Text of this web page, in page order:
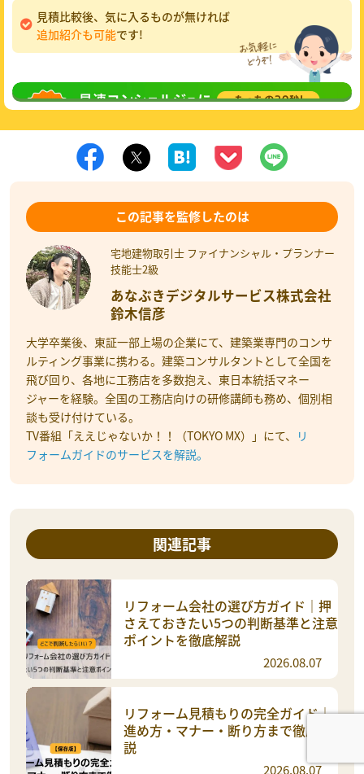
見積比較後、気に入るものが無ければ
追加紹介も可能です!
無料相談してみる
この記事を監修したのは
宅地建物取引士 ファイナンシャル・プランナー
技能士2級
あなぶきデジタルサービス株式会社
鈴木信彦
大学卒業後、東証一部上場の企業にて、建築業専門のコンサ
ルティング事業に携わる。建築コンサルタントとして全国を
飛び回り、各地に工務店を多数抱え、東日本統括マネー
ジャーを経験。全国の工務店向けの研修講師も務め、個別相
談も受け付けている。
TV番組「ええじゃないか！！（TOKYO MX）」にて、 リ
フォームガイドのサービスを解説。
関連記事
リフォーム会社の選び方ガイド｜押
さえておきたい5つの判断基準と注意
ポイントを徹底解説
2026.08.07
リフォーム見積もりの完全ガイド｜
進め方・マナー・断り方まで徹底解
説
2026.08.07